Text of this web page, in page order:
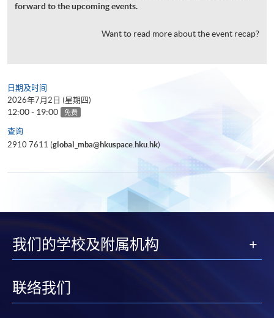
forward to the upcoming events.
Want to read more about the event recap?
日期及时间
2026年7月2日 (星期四)
12:00 - 19:00 免费
查询
2910 7611 (global_mba@hkuspace.hku.hk)
我们的学校及附属机构
联络我们